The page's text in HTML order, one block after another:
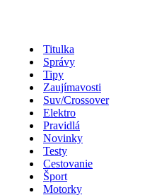
Titulka
Správy
Tipy
Zaujímavosti
Suv/Crossover
Elektro
Pravidlá
Novinky
Testy
Cestovanie
Šport
Motorky